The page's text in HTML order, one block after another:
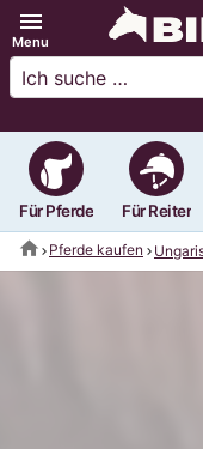
menu
Menu
Für Pferde Für Reiter
home Pferde kaufen